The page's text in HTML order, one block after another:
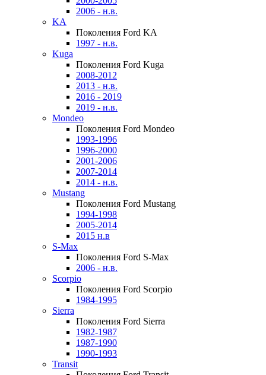
2006 - н.в.
KA
Поколения Ford KA
1997 - н.в.
Kuga
Поколения Ford Kuga
2008-2012
2013 - н.в.
2016 - 2019
2019 - н.в.
Mondeo
Поколения Ford Mondeo
1993-1996
1996-2000
2001-2006
2007-2014
2014 - н.в.
Mustang
Поколения Ford Mustang
1994-1998
2005-2014
2015 н.в
S-Max
Поколения Ford S-Max
2006 - н.в.
Scorpio
Поколения Ford Scorpio
1984-1995
Sierra
Поколения Ford Sierra
1982-1987
1987-1990
1990-1993
Transit